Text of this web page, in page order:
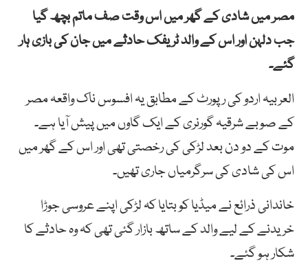
مصر میں شادی کے گھر میں اس وقت صف ماتم بچھ گیا
جب دلہن اور اس کے والد ٹریفک حادثے میں جان کی بازی ہار
گئے۔
العربیہ اردو کی رپورٹ کے مطابق یہ افسوس ناک واقعہ مصر
کے صوبے شرقیہ گورنری کے ایک گاوں میں پیش آیا ہے۔
موت کے دو دن بعد لڑکی کی رخصتی تھی اور اس کے گھر میں
اس کی شادی کی سرگرمیاں جاری تھیں۔
خاندانی ذرائع نے میڈیا کو بتایا کہ لڑکی اپنے عروسی جوڑا
خریدنے کے لیے والد کے ساتھ بازار گئی تھی کہ وہ حادثے کا
شکار ہو گئے۔